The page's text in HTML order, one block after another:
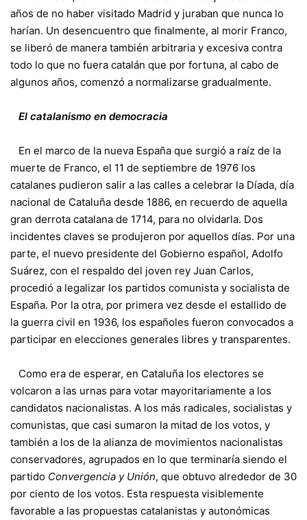
años de no haber visitado Madrid y juraban que nunca lo
harían. Un desencuentro que finalmente, al morir Franco,
se liberó de manera también arbitraria y excesiva contra
todo lo que no fuera catalán que por fortuna, al cabo de
algunos años, comenzó a normalizarse gradualmente.
El catalanismo en democracia
En el marco de la nueva España que surgió a raíz de la
muerte de Franco, el 11 de septiembre de 1976 los
catalanes pudieron salir a las calles a celebrar la Díada, día
nacional de Cataluña desde 1886, en recuerdo de aquella
gran derrota catalana de 1714, para no olvidarla. Dos
incidentes claves se produjeron por aquellos días. Por una
parte, el nuevo presidente del Gobierno español, Adolfo
Suárez, con el respaldo del joven rey Juan Carlos,
procedió a legalizar los partidos comunista y socialista de
España. Por la otra, por primera vez desde el estallido de
la guerra civil en 1936, los españoles fueron convocados a
participar en elecciones generales libres y transparentes.
Como era de esperar, en Cataluña los electores se
volcaron a las urnas para votar mayoritariamente a los
candidatos nacionalistas. A los más radicales, socialistas y
comunistas, que casi sumaron la mitad de los votos, y
también a los de la alianza de movimientos nacionalistas
conservadores, agrupados en lo que terminaría siendo el
partido Convergencia y Unión, que obtuvo alrededor de 30
por ciento de los votos. Esta respuesta visiblemente
favorable a las propuestas catalanistas y autonómicas